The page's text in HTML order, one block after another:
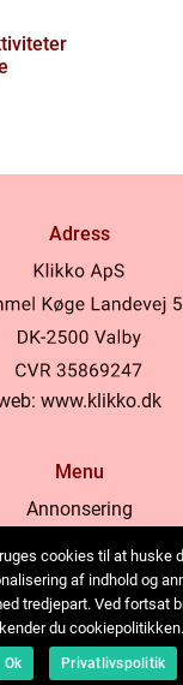
Adress
www.klikko.dk
Menu
Annonsering
Cookies
Kontakta oss
Sitemap
cookies til at huske
af indhold og
tredjepart. Ved fortsat
du cookiepolitikken.
Ok Privatlivspolitik